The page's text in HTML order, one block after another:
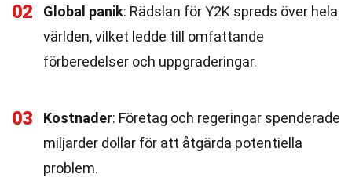
02 Global panik: Rädslan för Y2K spreds över hela
världen, vilket ledde till omfattande
förberedelser och uppgraderingar.
03 Kostnader: Företag och regeringar spenderade
miljarder dollar för att åtgärda potentiella
problem.